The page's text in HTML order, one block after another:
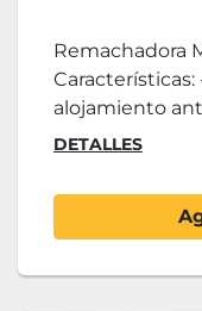
Remachadora
alojamiento
DETALLES